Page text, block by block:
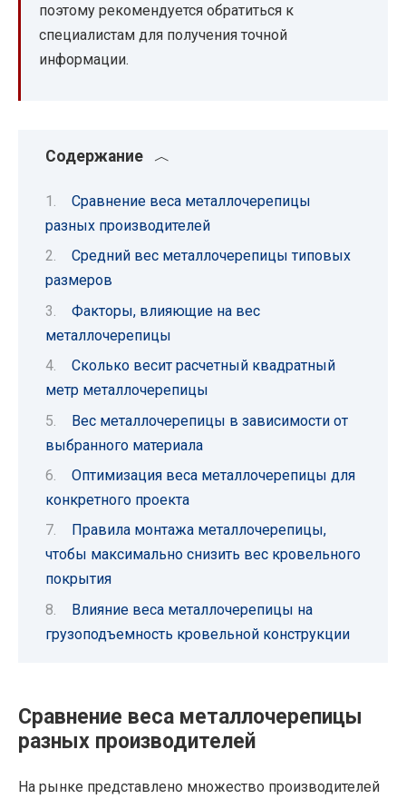
поэтому рекомендуется обратиться к
специалистам для получения точной
информации.
Содержание
Сравнение веса металлочерепицы
разных производителей
Средний вес металлочерепицы типовых
размеров
Факторы, влияющие на вес
металлочерепицы
Сколько весит расчетный квадратный
метр металлочерепицы
Вес металлочерепицы в зависимости от
выбранного материала
Оптимизация веса металлочерепицы для
конкретного проекта
Правила монтажа металлочерепицы,
чтобы максимально снизить вес кровельного
покрытия
Влияние веса металлочерепицы на
грузоподъемность кровельной конструкции
Сравнение веса металлочерепицы
разных производителей
На рынке представлено множество производителей